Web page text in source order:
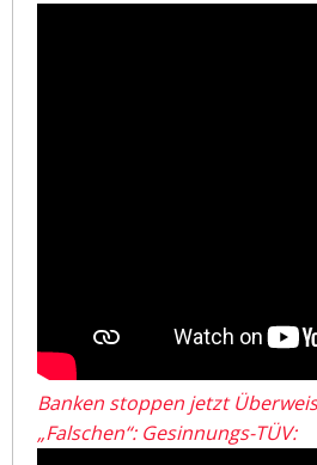
Banken stoppen jetzt
„Falschen“: Gesinnungs-TÜV: